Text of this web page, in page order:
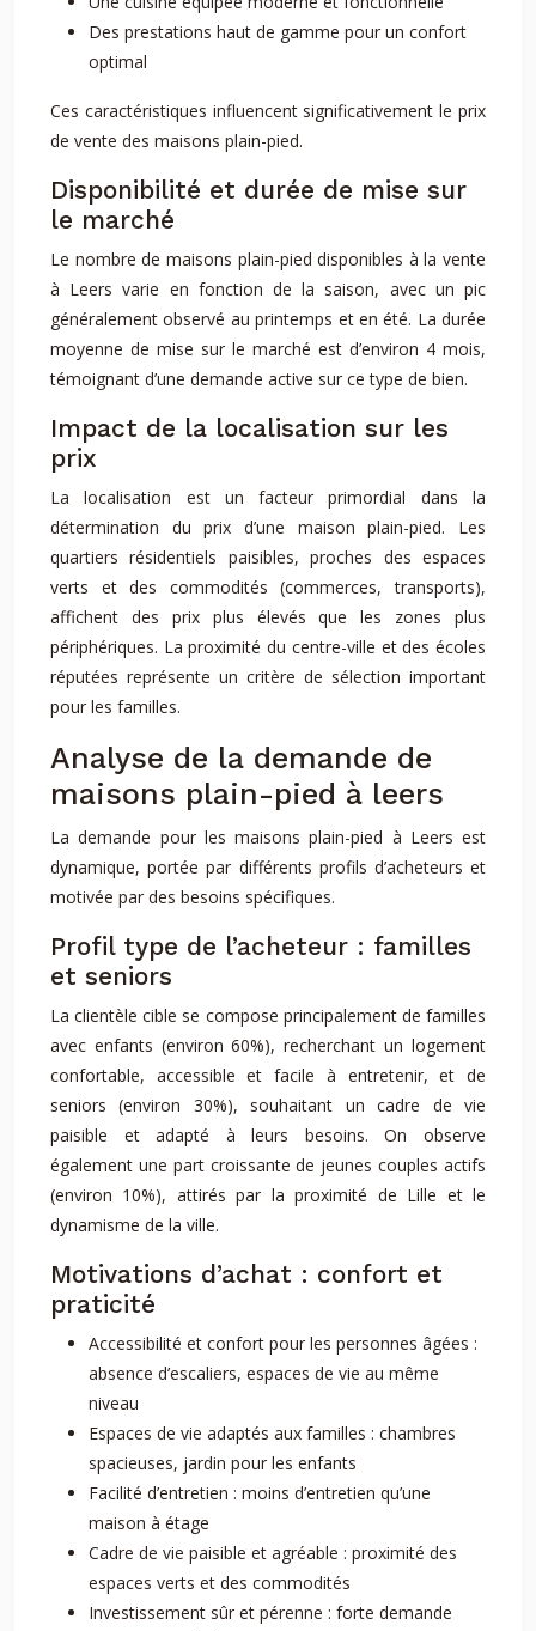
Des prestations haut de gamme pour un confort
optimal
Ces caractéristiques influencent significativement le prix
de vente des maisons plain-pied.
Disponibilité et durée de mise sur
le marché
Le nombre de maisons plain-pied disponibles à la vente
à Leers varie en fonction de la saison, avec un pic
généralement observé au printemps et en été. La durée
moyenne de mise sur le marché est d’environ 4 mois,
témoignant d’une demande active sur ce type de bien.
Impact de la localisation sur les
prix
La localisation est un facteur primordial dans la
détermination du prix d’une maison plain-pied. Les
quartiers résidentiels paisibles, proches des espaces
verts et des commodités (commerces, transports),
affichent des prix plus élevés que les zones plus
périphériques. La proximité du centre-ville et des écoles
réputées représente un critère de sélection important
pour les familles.
Analyse de la demande de
maisons plain-pied à leers
La demande pour les maisons plain-pied à Leers est
dynamique, portée par différents profils d’acheteurs et
motivée par des besoins spécifiques.
Profil type de l’acheteur : familles
et seniors
La clientèle cible se compose principalement de familles
avec enfants (environ 60%), recherchant un logement
confortable, accessible et facile à entretenir, et de
seniors (environ 30%), souhaitant un cadre de vie
paisible et adapté à leurs besoins. On observe
également une part croissante de jeunes couples actifs
(environ 10%), attirés par la proximité de Lille et le
dynamisme de la ville.
Motivations d’achat : confort et
praticité
Accessibilité et confort pour les personnes âgées :
absence d’escaliers, espaces de vie au même
niveau
Espaces de vie adaptés aux familles : chambres
spacieuses, jardin pour les enfants
Facilité d’entretien : moins d’entretien qu’une
maison à étage
Cadre de vie paisible et agréable : proximité des
espaces verts et des commodités
Investissement sûr et pérenne : forte demande